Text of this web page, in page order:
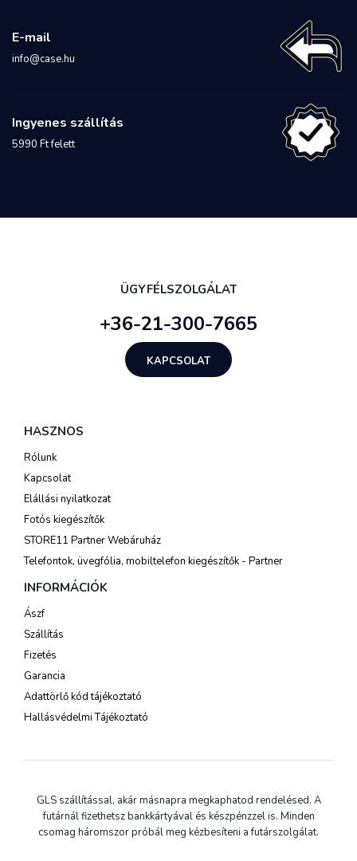
E-mail
info@case.hu
Ingyenes szállítás
5990 Ft felett
ÜGYFÉLSZOLGÁLAT
+36-21-300-7665
KAPCSOLAT
HASZNOS
Rólunk
Kapcsolat
Elállási nyilatkozat
Fotós kiegészítők
STORE11 Partner Webáruház
Telefontok, üvegfólia, mobiltelefon kiegészítők - Partner
INFORMÁCIÓK
Ászf
Szállítás
Fizetés
Garancia
Adattörlő kód tájékoztató
Hallásvédelmi Tájékoztató
GLS szállítással, akár másnapra megkaphatod rendelésed. A
futárnál fizethetsz bankkártyával és készpénzzel is. Minden
csomag háromszor próbál meg kézbesíteni a futárszolgálat.